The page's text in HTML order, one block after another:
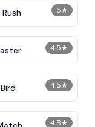
5★
4.5★
4.5★
4.8★